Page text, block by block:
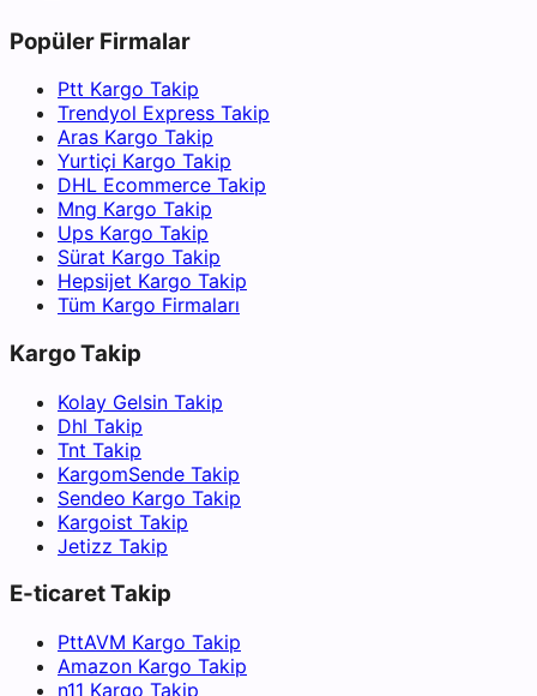
Popüler Firmalar
Ptt Kargo Takip
Trendyol Express Takip
Aras Kargo Takip
Yurtiçi Kargo Takip
DHL Ecommerce Takip
Mng Kargo Takip
Ups Kargo Takip
Sürat Kargo Takip
Hepsijet Kargo Takip
Tüm Kargo Firmaları
Kargo Takip
Kolay Gelsin Takip
Dhl Takip
Tnt Takip
KargomSende Takip
Sendeo Kargo Takip
Kargoist Takip
Jetizz Takip
E-ticaret Takip
PttAVM Kargo Takip
Amazon Kargo Takip
n11 Kargo Takip